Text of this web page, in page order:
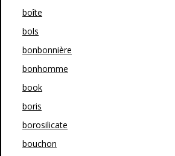
boîte
bols
bonbonnière
bonhomme
book
boris
borosilicate
bouchon